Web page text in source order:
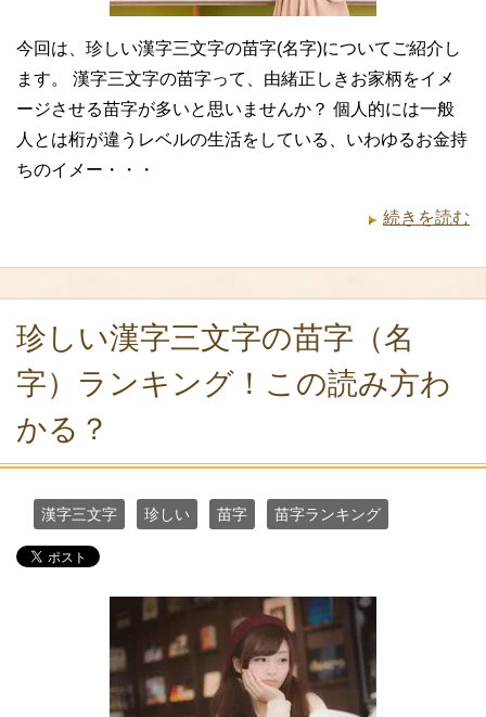
今回は、珍しい漢字三文字の苗字(名字)についてご紹介し
ます。 漢字三文字の苗字って、由緒正しきお家柄をイメ
ージさせる苗字が多いと思いませんか？ 個人的には一般
人とは桁が違うレベルの生活をしている、いわゆるお金持
ちのイメー・・・
続きを読む
珍しい漢字三文字の苗字（名
字）ランキング！この読み方わ
かる？
漢字三文字 珍しい 苗字 苗字ランキング